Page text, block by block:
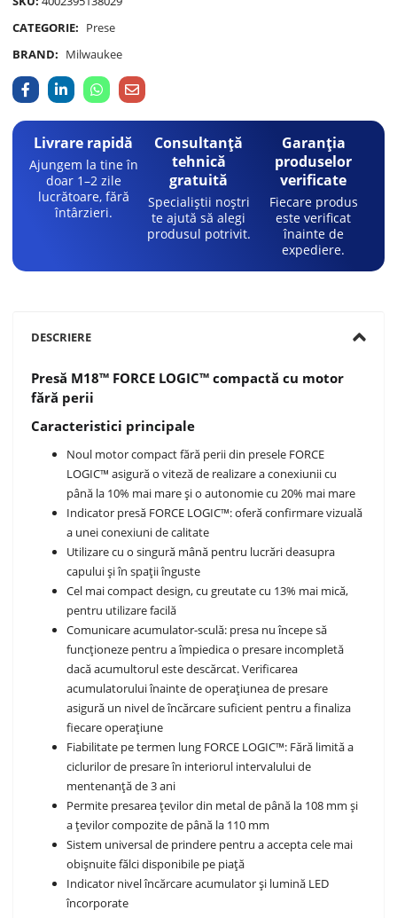
CATEGORIE: Prese
BRAND: Milwaukee
Livrare rapidă
Ajungem la tine în
doar 1–2 zile
lucrătoare, fără
întârzieri.
Consultanță
tehnică
gratuită
Specialiștii noștri
te ajută să alegi
produsul potrivit.
Garanția
produselor
verificate
Fiecare produs
este verificat
înainte de
expediere.
DESCRIERE
Presă M18™ FORCE LOGIC™ compactă cu motor
fără perii
Caracteristici principale
Noul motor compact fără perii din presele FORCE
LOGIC™ asigură o viteză de realizare a conexiunii cu
până la 10% mai mare și o autonomie cu 20% mai mare
Indicator presă FORCE LOGIC™: oferă confirmare vizuală
a unei conexiuni de calitate
Utilizare cu o singură mână pentru lucrări deasupra
capului și în spații înguste
Cel mai compact design, cu greutate cu 13% mai mică,
pentru utilizare facilă
Comunicare acumulator-sculă: presa nu începe să
funcționeze pentru a împiedica o presare incompletă
dacă acumultorul este descărcat. Verificarea
acumulatorului înainte de operațiunea de presare
asigură un nivel de încărcare suficient pentru a finaliza
fiecare operațiune
Fiabilitate pe termen lung FORCE LOGIC™: Fără limită a
ciclurilor de presare în interiorul intervalului de
mentenanță de 3 ani
Permite presarea țevilor din metal de până la 108 mm și
a țevilor compozite de până la 110 mm
Sistem universal de prindere pentru a accepta cele mai
obișnuite fălci disponibile pe piață
Indicator nivel încărcare acumulator și lumină LED
încorporate